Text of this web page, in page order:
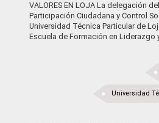
VALORES EN LOJA La delegación
Participación Ciudadana y Control
Universidad Técnica Particular de
Escuela de Formación en Liderazgo
Universidad